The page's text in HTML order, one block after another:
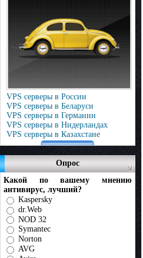
VPS серверы в России
VPS серверы в Беларуси
VPS серверы в Германии
VPS серверы в Нидерландах
VPS серверы в Казахстане
Опрос
Какой по вашему мнению
антивирус, лучший?
Kaspersky
dr.Web
NOD 32
Symantec
Norton
AVG